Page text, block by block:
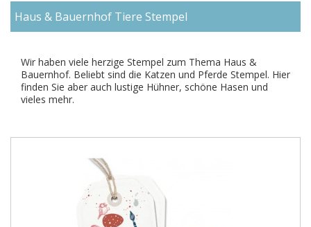
Haus & Bauernhof Tiere Stempel
Wir haben viele herzige Stempel zum Thema Haus &
Bauernhof. Beliebt sind die Katzen und Pferde Stempel. Hier
finden Sie aber auch lustige Hühner, schöne Hasen und
vieles mehr.